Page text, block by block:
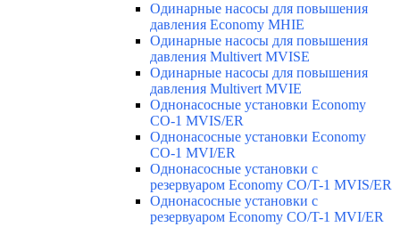
Одинарные насосы для повышения
давления Economy MHIE
Одинарные насосы для повышения
давления Multivert MVISE
Одинарные насосы для повышения
давления Multivert MVIE
Однонасосные установки Economy
CO-1 MVIS/ER
Однонасосные установки Economy
CO-1 MVI/ER
Однонасосные установки с
резервуаром Economy CO/T-1 MVIS/ER
Однонасосные установки с
резервуаром Economy CO/T-1 MVI/ER